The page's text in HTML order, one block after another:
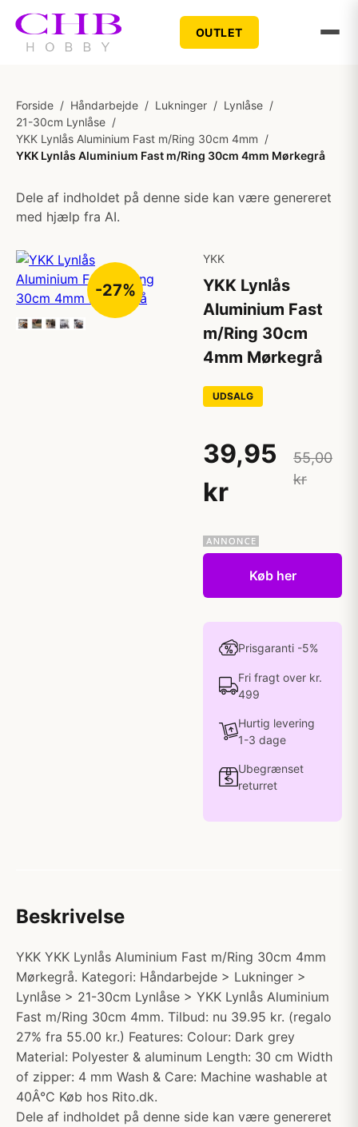
OUTLET
Forside / Håndarbejde / Lukninger / Lynlåse /
21-30cm Lynlåse /
YKK Lynlås Aluminium Fast m/Ring 30cm 4mm /
YKK Lynlås Aluminium Fast m/Ring 30cm 4mm Mørkegrå
Dele af indholdet på denne side kan være genereret
med hjælp fra AI.
-27%
YKK
YKK Lynlås
Aluminium Fast
m/Ring 30cm
4mm Mørkegrå
UDSALG
39,95
kr
55,00
kr
Køb her
Prisgaranti -5%
Fri fragt over kr.
499
Hurtig levering
1-3 dage
Ubegrænset
returret
Beskrivelse
YKK YKK Lynlås Aluminium Fast m/Ring 30cm 4mm
Mørkegrå. Kategori: Håndarbejde > Lukninger >
Lynlåse > 21-30cm Lynlåse > YKK Lynlås Aluminium
Fast m/Ring 30cm 4mm. Tilbud: nu 39.95 kr. (regalo
27% fra 55.00 kr.) Features: Colour: Dark grey
Material: Polyester & aluminum Length: 30 cm Width
of zipper: 4 mm Wash & Care: Machine washable at
40Â°C Køb hos Rito.dk.
Dele af indholdet på denne side kan være genereret